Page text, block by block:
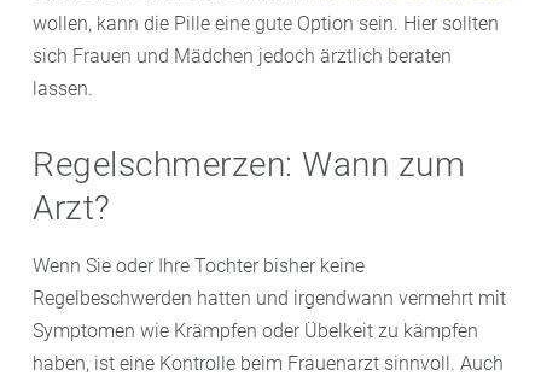
wollen, kann die Pille eine gute Option sein. Hier sollten
sich Frauen und Mädchen jedoch ärztlich beraten
lassen.
Regelschmerzen: Wann zum
Arzt?
Wenn Sie oder Ihre Tochter bisher keine
Regelbeschwerden hatten und irgendwann vermehrt mit
Symptomen wie Krämpfen oder Übelkeit zu kämpfen
haben, ist eine Kontrolle beim Frauenarzt sinnvoll. Auch